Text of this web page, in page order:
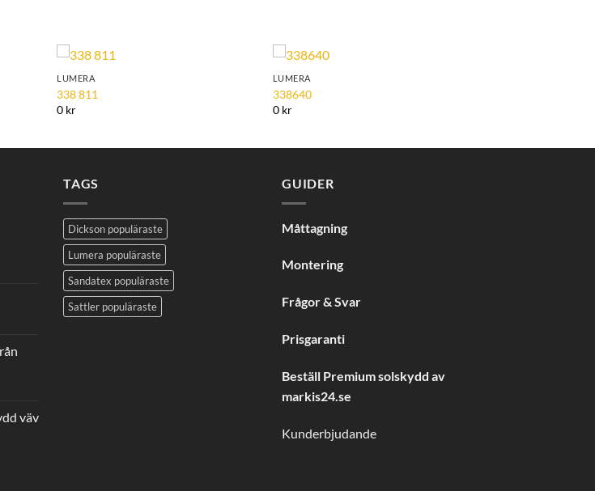
LUMERA
338 811
0 kr
LUMERA
338640
0 kr
väv
TAGS
Dickson populäraste
Lumera populäraste
Sandatex populäraste
Sattler populäraste
GUIDER
Måttagning
Montering
Frågor & Svar
Prisgaranti
Beställ Premium solskydd av
markis24.se
Kunderbjudande